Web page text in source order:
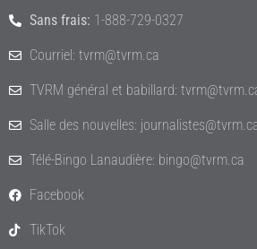
Sans frais: 1-888-729-0327
Courriel: tvrm@tvrm.ca
TVRM général et babillard:
Salle des nouvelles:
Télé-Bingo Lanaudière: bingo@tvrm.ca
Facebook
TikTok